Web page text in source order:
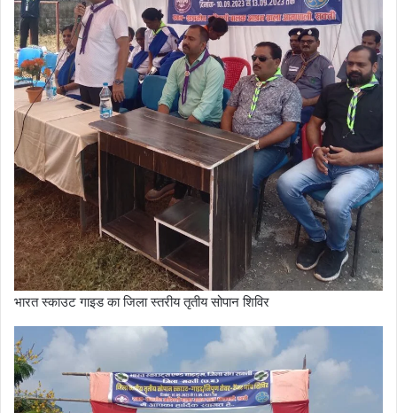
भारत स्काउट गाइड का जिला स्तरीय तृतीय सोपान शिविर